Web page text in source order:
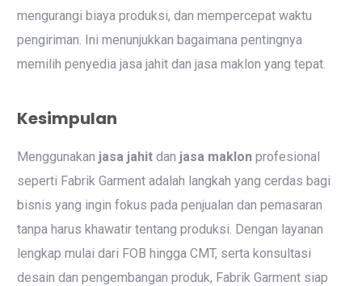
mengurangi biaya produksi, dan mempercepat waktu
pengiriman. Ini menunjukkan bagaimana pentingnya
memilih penyedia jasa jahit dan jasa maklon yang tepat.
Kesimpulan
Menggunakan jasa jahit dan jasa maklon profesional
seperti Fabrik Garment adalah langkah yang cerdas bagi
bisnis yang ingin fokus pada penjualan dan pemasaran
tanpa harus khawatir tentang produksi. Dengan layanan
lengkap mulai dari FOB hingga CMT, serta konsultasi
desain dan pengembangan produk, Fabrik Garment siap